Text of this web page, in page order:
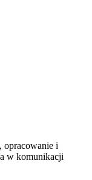
opracowanie i
w komunikacji